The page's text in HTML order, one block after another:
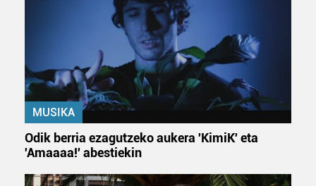
MUSIKA
Odik berria ezagutzeko aukera 'KimiK' eta
'Amaaaa!' abestiekin